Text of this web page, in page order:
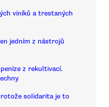
viníků a trestaných
jedním z nástrojů
z rekultivací.
solidarita je to